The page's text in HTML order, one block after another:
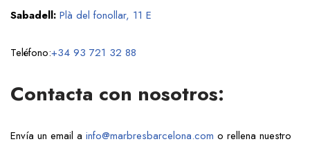
Sabadell: Plà del fonollar, 11 E
Teléfono:+34 93 721 32 88
Contacta con nosotros:
Envía un email a info@marbresbarcelona.com o rellena nuestro